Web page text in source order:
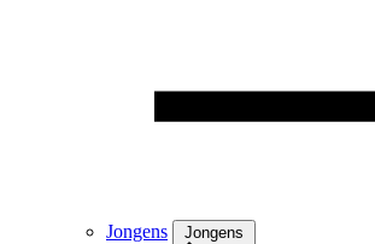
Jongens Jongens